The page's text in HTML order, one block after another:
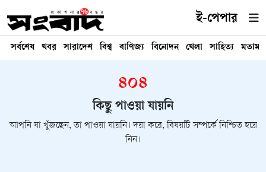
ই-পেপার
সর্বশেষ খবর সারাদেশ বিশ্ব বাণিজ্য বিনোদন খেলা সাহিত্য মতামত
৪০৪
কিছু পাওয়া যায়নি
আপনি যা খুঁজছেন, তা পাওয়া যায়নি। দয়া করে, বিষয়টি সম্পর্কে নিশ্চিত হয়ে
নিন।